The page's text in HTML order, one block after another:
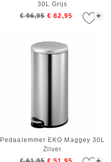
+
30L Grijs
€ 96,95 € 82,95
Pedaalemmer EKO Maggey 30L
Zilver